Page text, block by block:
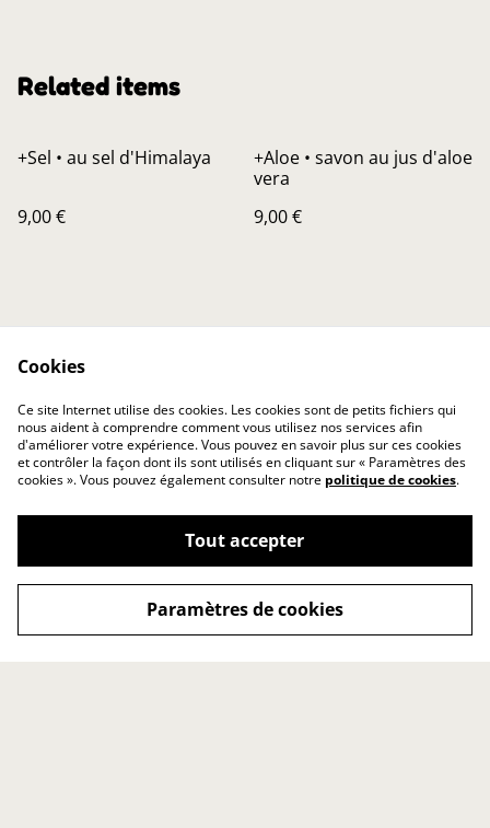
Related items
+Sel • au sel d'Himalaya
9,00 €
+Aloe • savon au jus d'aloe
vera
9,00 €
8,00 €
9,00 €
AUTRES VARIANTES DISPONIBLES
Contact Us
Legal Terms
Cookies
Ce site Internet utilise des cookies. Les cookies sont de petits fichiers qui
nous aident à comprendre comment vous utilisez nos services afin
d'améliorer votre expérience. Vous pouvez en savoir plus sur ces cookies
et contrôler la façon dont ils sont utilisés en cliquant sur « Paramètres des
cookies ». Vous pouvez également consulter notre politique de cookies.
Tout accepter
Paramètres de cookies